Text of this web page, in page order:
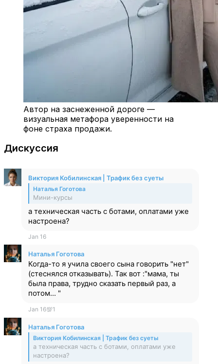
Автор на заснеженной дороге —
визуальная метафора уверенности на
фоне страха продажи.
Дискуссия
Виктория Кобилинская | Трафик без суеты
Наталья Гоготова
Мини-курсы
а техническая часть с ботами, оплатами уже
настроена?
Jan 16
Наталья Гоготова
Когда-то я учила своего сына говорить "нет"
(стеснялся отказывать). Так вот :"мама, ты
была права, трудно сказать первый раз, а
потом... "
Jan 16💯1
Наталья Гоготова
Виктория Кобилинская | Трафик без суеты
а техническая часть с ботами, оплатами уже
настроена?